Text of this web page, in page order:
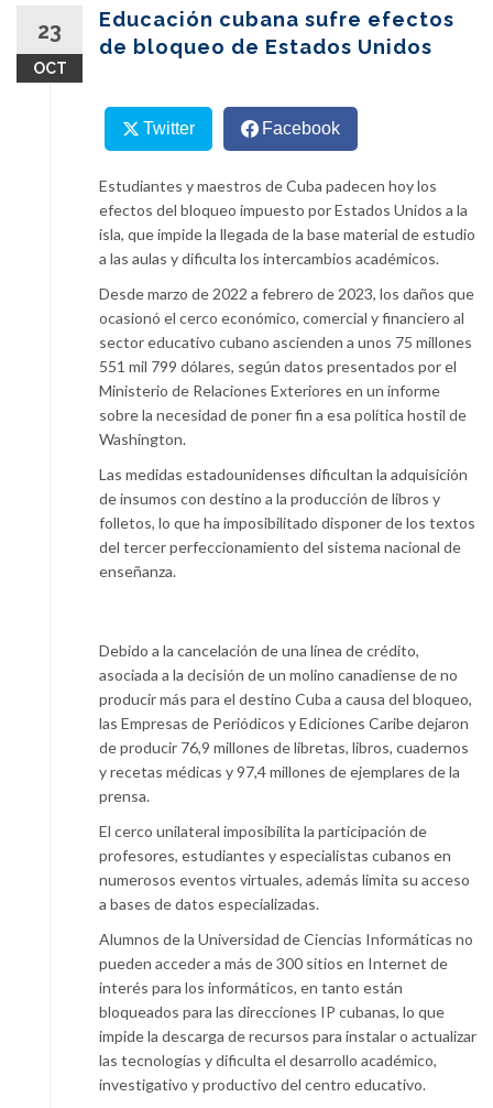
23
OCT
Educación cubana sufre efectos
de bloqueo de Estados Unidos
Twitter Facebook
Estudiantes y maestros de Cuba padecen hoy los
efectos del bloqueo impuesto por Estados Unidos a la
isla, que impide la llegada de la base material de estudio
a las aulas y dificulta los intercambios académicos.
Desde marzo de 2022 a febrero de 2023, los daños que
ocasionó el cerco económico, comercial y financiero al
sector educativo cubano ascienden a unos 75 millones
551 mil 799 dólares, según datos presentados por el
Ministerio de Relaciones Exteriores en un informe
sobre la necesidad de poner fin a esa política hostil de
Washington.
Las medidas estadounidenses dificultan la adquisición
de insumos con destino a la producción de libros y
folletos, lo que ha imposibilitado disponer de los textos
del tercer perfeccionamiento del sistema nacional de
enseñanza.
Debido a la cancelación de una línea de crédito,
asociada a la decisión de un molino canadiense de no
producir más para el destino Cuba a causa del bloqueo,
las Empresas de Periódicos y Ediciones Caribe dejaron
de producir 76,9 millones de libretas, libros, cuadernos
y recetas médicas y 97,4 millones de ejemplares de la
prensa.
El cerco unilateral imposibilita la participación de
profesores, estudiantes y especialistas cubanos en
numerosos eventos virtuales, además limita su acceso
a bases de datos especializadas.
Alumnos de la Universidad de Ciencias Informáticas no
pueden acceder a más de 300 sitios en Internet de
interés para los informáticos, en tanto están
bloqueados para las direcciones IP cubanas, lo que
impide la descarga de recursos para instalar o actualizar
las tecnologías y dificulta el desarrollo académico,
investigativo y productivo del centro educativo.